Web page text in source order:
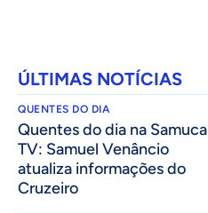
ÚLTIMAS NOTÍCIAS
QUENTES DO DIA
Quentes do dia na Samuca
TV: Samuel Venâncio
atualiza informações do
Cruzeiro